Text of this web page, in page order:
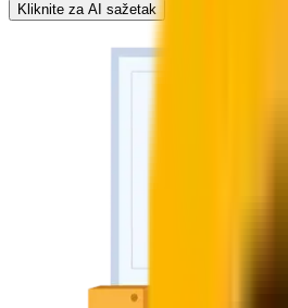
Kliknite za AI sažetak